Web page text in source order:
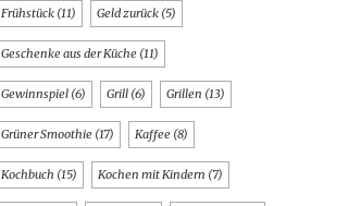
Frühstück (11) Geld zurück (5)
Geschenke aus der Küche (11)
Gewinnspiel (6) Grill (6) Grillen (13)
Grüner Smoothie (17) Kaffee (8)
Kochbuch (15) Kochen mit Kindern (7)